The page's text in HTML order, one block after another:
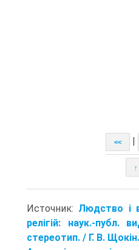
<<
↑
Источник: Людство і
релігій: наук.-
стереотип. / Г. В.